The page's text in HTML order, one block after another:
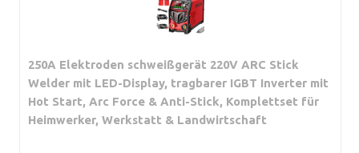
250A Elektroden schweißgerät 220V ARC Stick
Welder mit LED-Display, tragbarer IGBT Inverter mit
Hot Start, Arc Force & Anti-Stick, Komplettset für
Heimwerker, Werkstatt & Landwirtschaft